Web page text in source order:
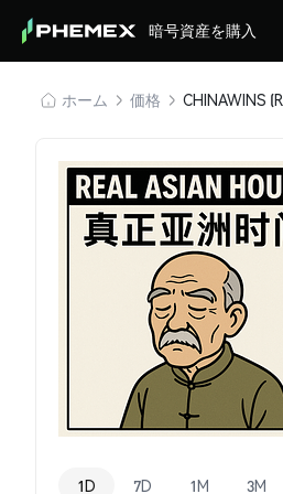
暗号資産を購入
ホーム 価格
1D 7D 1M 3M